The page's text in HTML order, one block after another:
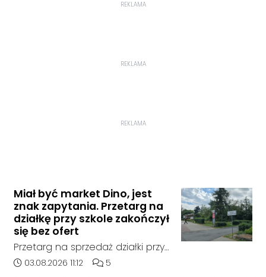
REKLAMA
REKLAMA
REKLAMA
Miał być market Dino, jest
znak zapytania. Przetarg na
działkę przy szkole zakończył
się bez ofert
Przetarg na sprzedaż działki przy
Zespole Szkół Technicznych i
Data dodania artykułu:
03.08.2026 11:12 Liczba komentarzy artykułu:
5